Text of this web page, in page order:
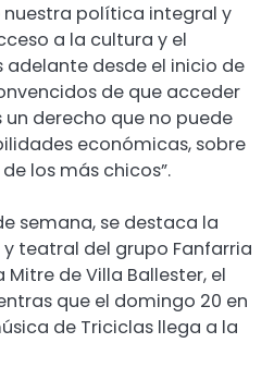
nuestra política integral y
a la cultura y el
desde el inicio de
de que acceder
derecho que no puede
económicas, sobre
los más chicos”.
semana, se destaca la
teatral del grupo Fanfarria
de Villa Ballester, el
que el domingo 20 en
de Triciclas llega a la